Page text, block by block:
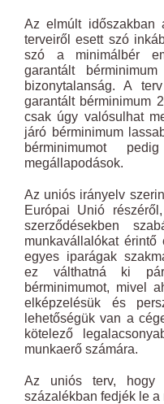
Az elmúlt időszakban
terveiről esett szó
szó a minimálbér
garantált
bizonytalanság. A
garantált bérminimum
csak úgy valósulhat
járó bérminimum
bérminimumot
megállapodások.
Az uniós irányelv
Európai Unió
szerződésekben
munkavállalókat
egyes iparágak
ez válthatná ki
bérminimumot, mivel
elképzelésük és
lehetőségük van a
kötelező
munkaerő számára.
Az uniós terv, hogy
százalékban fedjék le a